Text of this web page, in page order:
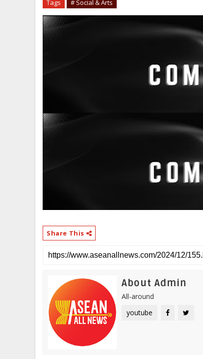
Tags # Social & Arts
Share This
About Admin
All-around
youtube